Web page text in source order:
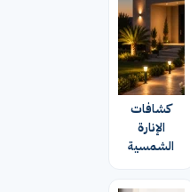
كشافات
الإنارة
الشمسية